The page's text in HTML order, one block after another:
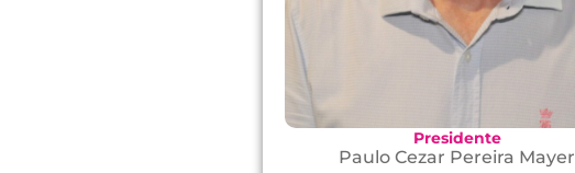
Presidente
Paulo Cezar Pereira Mayer